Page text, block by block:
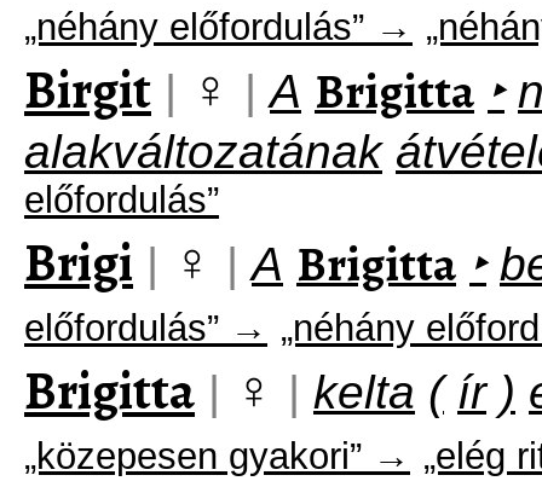
„néhány előfordulás” →
Birgit | ♀ | A Brigitta ‣
alakváltozatának
előfordulás”
Brigi | ♀ | A Brigitta ‣
előfordulás” → „néhány
Brigitta | ♀ | kelta ( ír )
„közepesen gyakori” → „elég